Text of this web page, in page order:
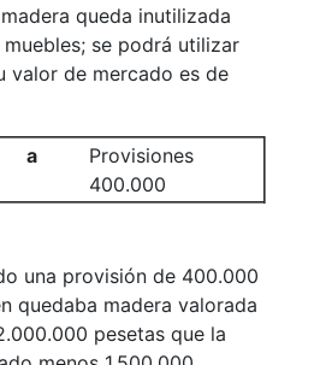
queda inutilizada
se podrá utilizar
valor de mercado es de
a
Provisiones
400.000
una provisión de 400.000
quedaba madera valorada
pesetas que la